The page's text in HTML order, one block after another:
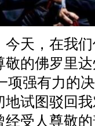
天，在我
的佛罗里
项强有力的
试图驳回
受人尊敬